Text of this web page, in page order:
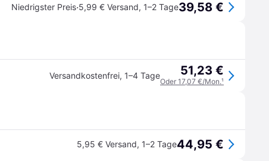
Niedrigster Preis·5,99 € Versand, 1–2 Tage39,58 €
Versandkostenfrei, 1–4 Tage 51,23 €
Oder 17,07 €/Mon.¹
5,95 € Versand, 1–2 Tage44,95 €